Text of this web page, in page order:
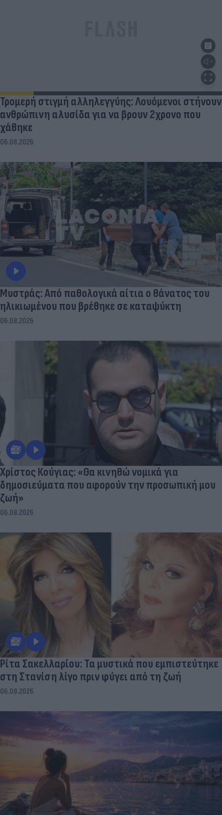
Τρομερή στιγμή αλληλεγγύης: Λουόμενοι στήνουν
ανθρώπινη αλυσίδα για να βρουν 2χρονο που
χάθηκε
06.08.2026
Μυστράς: Από παθολογικά αίτια ο θάνατος του
ηλικιωμένου που βρέθηκε σε καταψύκτη
06.08.2026
Χρίστος Κούγιας: «Θα κινηθώ νομικά για
δημοσιεύματα που αφορούν την προσωπική μου
ζωή»
06.08.2026
Ρίτα Σακελλαρίου: Τα μυστικά που εμπιστεύτηκε
στη Στανίση λίγο πριν φύγει από τη ζωή
06.08.2026